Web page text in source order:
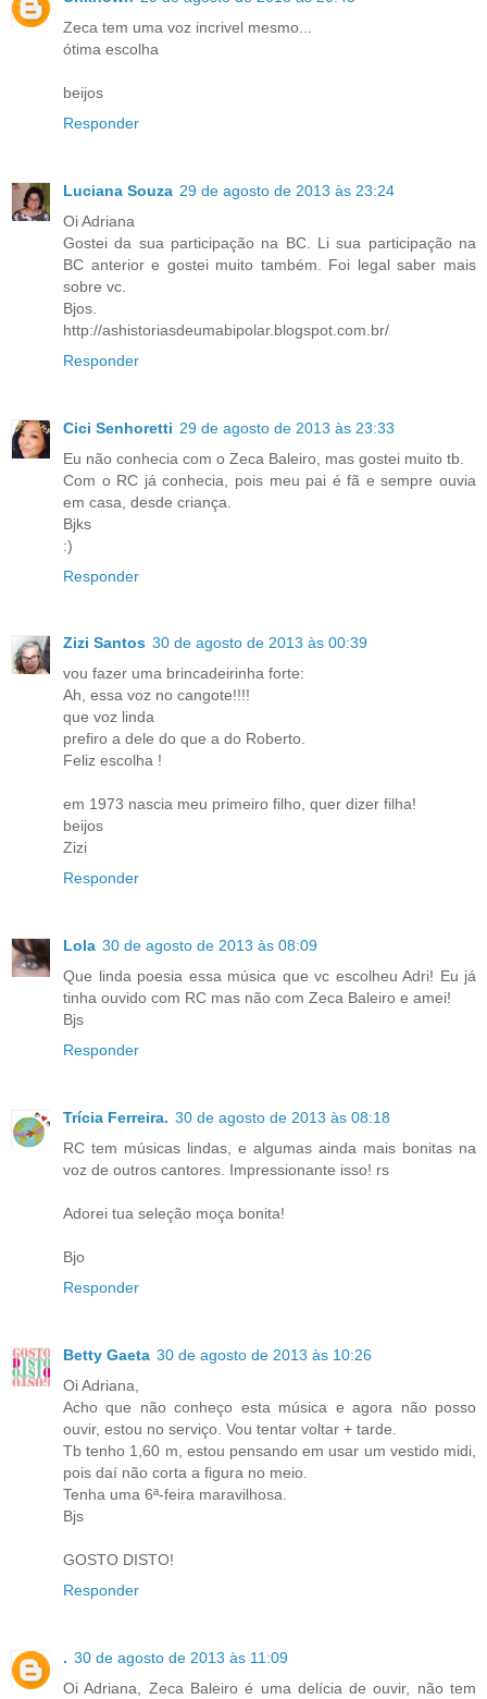
Zeca tem uma voz incrivel mesmo...
ótima escolha
beijos
Responder
Luciana Souza 29 de agosto de 2013 às 23:24
Oi Adriana
Gostei da sua participação na BC. Li sua participação na
BC anterior e gostei muito também. Foi legal saber mais
sobre vc.
Bjos.
http://ashistoriasdeumabipolar.blogspot.com.br/
Responder
Cici Senhoretti 29 de agosto de 2013 às 23:33
Eu não conhecia com o Zeca Baleiro, mas gostei muito tb.
Com o RC já conhecia, pois meu pai é fã e sempre ouvia
em casa, desde criança.
Bjks
:)
Responder
Zizi Santos 30 de agosto de 2013 às 00:39
vou fazer uma brincadeirinha forte:
Ah, essa voz no cangote!!!!
que voz linda
prefiro a dele do que a do Roberto.
Feliz escolha !
em 1973 nascia meu primeiro filho, quer dizer filha!
beijos
Zizi
Responder
Lola 30 de agosto de 2013 às 08:09
Que linda poesia essa música que vc escolheu Adri! Eu já
tinha ouvido com RC mas não com Zeca Baleiro e amei!
Bjs
Responder
Trícia Ferreira. 30 de agosto de 2013 às 08:18
RC tem músicas lindas, e algumas ainda mais bonitas na
voz de outros cantores. Impressionante isso! rs
Adorei tua seleção moça bonita!
Bjo
Responder
Betty Gaeta 30 de agosto de 2013 às 10:26
Oi Adriana,
Acho que não conheço esta música e agora não posso
ouvir, estou no serviço. Vou tentar voltar + tarde.
Tb tenho 1,60 m, estou pensando em usar um vestido midi,
pois daí não corta a figura no meio.
Tenha uma 6ª-feira maravilhosa.
Bjs
GOSTO DISTO!
Responder
. 30 de agosto de 2013 às 11:09
Oi Adriana, Zeca Baleiro é uma delícia de ouvir, não tem